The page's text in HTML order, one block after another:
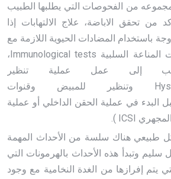
من الفحوصات التي يطلبها الطبيب
من تحقق الاباضة، علاج الالتهابات إذا
باستخدام المضادات الحيوية اللازمة مع
المناعة السلبية Immunological tests،
إلى عمل عملية تنظير
وتنظير للمبيض وقنوات
البدء في عملية الحقن الداخلي أو عملية
ICSI
).
طبيعي هناك سلسة من الأحداث المهمة
وتبدأ هذه الأحداث بالهرمونات التي
يتم إفرازها من الغدة النخامية مع وجود